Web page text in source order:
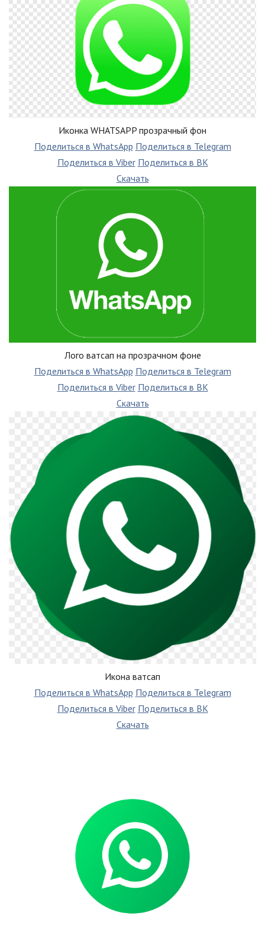
Иконка WHATSAPP прозрачный фон
Поделиться в WhatsApp Поделиться в Telegram
Поделиться в Viber Поделиться в ВК
Скачать
Лого ватсап на прозрачном фоне
Поделиться в WhatsApp Поделиться в Telegram
Поделиться в Viber Поделиться в ВК
Скачать
Икона ватсап
Поделиться в WhatsApp Поделиться в Telegram
Поделиться в Viber Поделиться в ВК
Скачать